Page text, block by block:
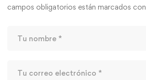
campos obligatorios están marcados con